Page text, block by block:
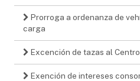
Prorroga a ordenanza de
carga
Excención de tazas al
Exención de intereses